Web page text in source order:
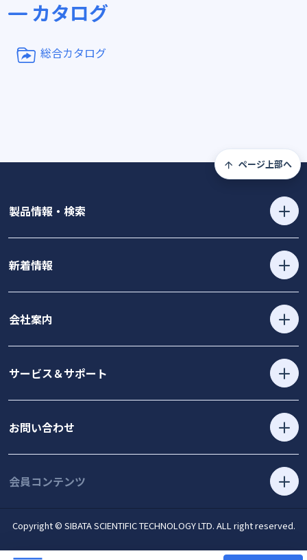
カタログ
総合カタログ
ページ上部へ
製品情報・検索
新着情報
会社案内
サービス＆サポート
お問い合わせ
会員コンテンツ
Copyright © SIBATA SCIENTIFIC TECHNOLOGY LTD. ALL right reserved.